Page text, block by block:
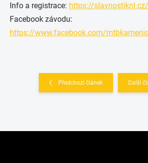
Info a registrace: https://
Facebook závodu:
https://www.facebook.com/
Předchozí článek Další